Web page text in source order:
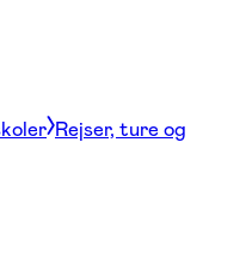
Rejser, ture og